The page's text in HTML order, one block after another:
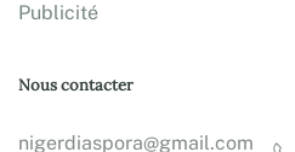
Publicité
Nous contacter
nigerdiaspora@gmail.com